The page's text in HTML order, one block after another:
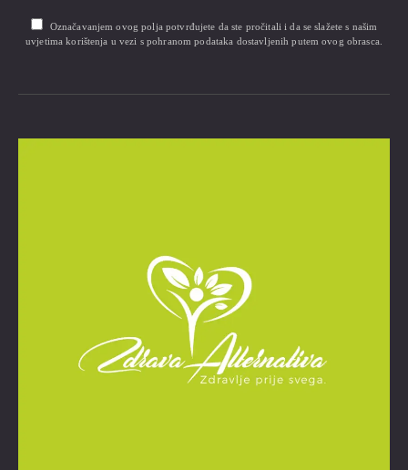
Označavanjem ovog polja potvrđujete da ste pročitali i da se slažete s našim
uvjetima korištenja u vezi s pohranom podataka dostavljenih putem ovog obrasca.